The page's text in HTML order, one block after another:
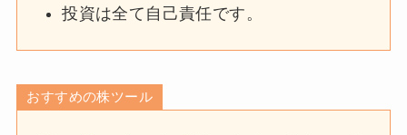
投資は全て自己責任です。
おすすめの株ツール